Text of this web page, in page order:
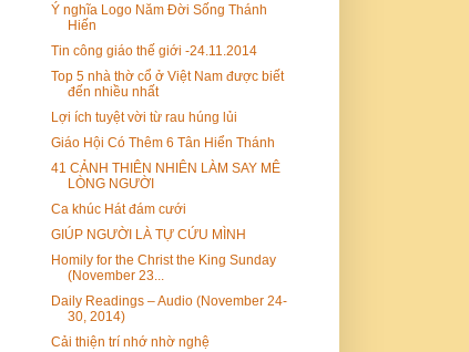
Ý nghĩa Logo Năm Đời Sống Thánh
Hiến
Tin công giáo thế giới -24.11.2014
Top 5 nhà thờ cổ ở Việt Nam được biết
đến nhiều nhất
Lợi ích tuyệt vời từ rau húng lủi
Giáo Hội Có Thêm 6 Tân Hiển Thánh
41 CẢNH THIÊN NHIÊN LÀM SAY MÊ
LÒNG NGƯỜI
Ca khúc Hát đám cưới
GIÚP NGƯỜI LÀ TỰ CỨU MÌNH
Homily for the Christ the King Sunday
(November 23...
Daily Readings – Audio (November 24-
30, 2014)
Cải thiện trí nhớ nhờ nghệ